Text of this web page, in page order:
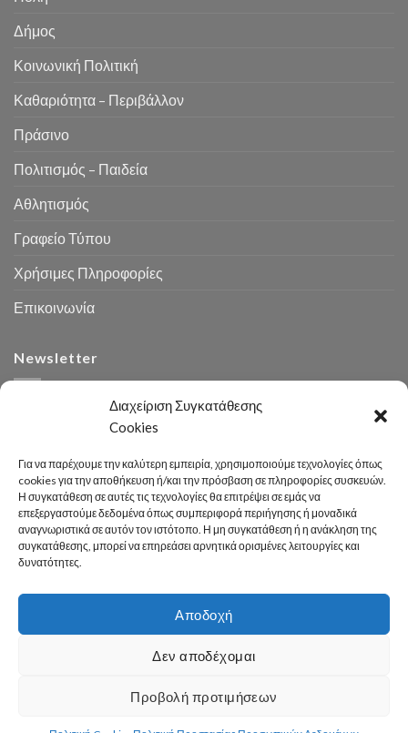
Διαχείριση Συγκατάθεσης
Cookies
Για να παρέχουμε την καλύτερη εμπειρία, χρησιμοποιούμε τεχνολογίες όπως
cookies για την αποθήκευση ή/και την πρόσβαση σε πληροφορίες συσκευών.
Η συγκατάθεση σε αυτές τις τεχνολογίες θα επιτρέψει σε εμάς να
επεξεργαστούμε δεδομένα όπως συμπεριφορά περιήγησης ή μοναδικά
αναγνωριστικά σε αυτόν τον ιστότοπο. Η μη συγκατάθεση ή η ανάκληση της
συγκατάθεσης, μπορεί να επηρεάσει αρνητικά ορισμένες λειτουργίες και
δυνατότητες.
Αποδοχή
Δεν αποδέχομαι
Προβολή προτιμήσεων
Δήμος
Κοινωνική Πολιτική
Καθαριότητα – Περιβάλλον
Πράσινο
Πολιτισμός – Παιδεία
Αθλητισμός
Γραφείο Τύπου
Χρήσιμες Πληροφορίες
Επικοινωνία
Newsletter
Αναζήτηση
Developed 2026 by
Πολιτισμός – Παιδεία Αθλητισμός
Χρήσιμες Πληροφορίες
Επικοινωνία